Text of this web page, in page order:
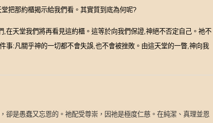
把那約櫃揭示給我們看。其實質到底為何呢?
在天堂我們將再看見這約櫃。這等於向我們保證 神絕不否定自己。祂不
事:凡關乎神的一切都不會失誤 也不會被挫敗。由這天堂的一瞥 神向我
卻是愚蠢又忘恩的。祂配受尊崇，因祂是極度仁慈。在純潔、真理並恩